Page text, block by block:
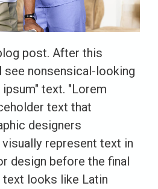
post. After this
see nonsensical-looking
text. "Lorem
text that
designers
represent text in
design before the final
looks like Latin